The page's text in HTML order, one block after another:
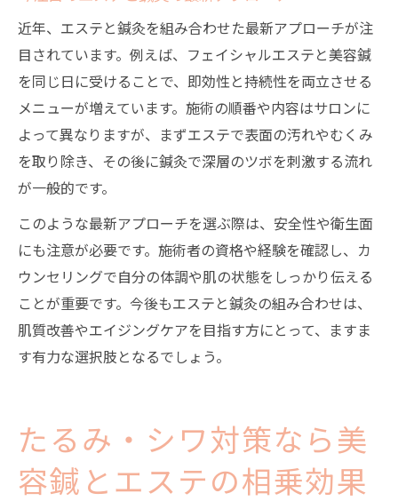
近年、エステと鍼灸を組み合わせた最新アプローチが注
目されています。例えば、フェイシャルエステと美容鍼
を同じ日に受けることで、即効性と持続性を両立させる
メニューが増えています。施術の順番や内容はサロンに
よって異なりますが、まずエステで表面の汚れやむくみ
を取り除き、その後に鍼灸で深層のツボを刺激する流れ
が一般的です。
このような最新アプローチを選ぶ際は、安全性や衛生面
にも注意が必要です。施術者の資格や経験を確認し、カ
ウンセリングで自分の体調や肌の状態をしっかり伝える
ことが重要です。今後もエステと鍼灸の組み合わせは、
肌質改善やエイジングケアを目指す方にとって、ますま
す有力な選択肢となるでしょう。
たるみ・シワ対策なら美
容鍼とエステの相乗効果